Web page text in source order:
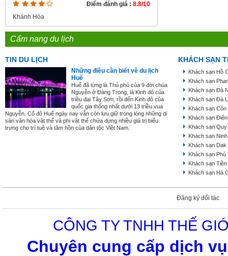
Điểm đánh giá : 8.8/10
Khánh Hòa
Cẩm nang du lịch
TIN DU LỊCH
Những điều cần biết về du lịch
Huế
Huế đã từng là Thủ phủ của 9 đời chúa
Nguyễn ở Đàng Trong, là Kinh đô của
triều đại Tây Sơn, rồi đến Kinh đô của
quốc gia thống nhất dưới 13 triều vua
Nguyễn. Cố đô Huế ngày nay vẫn còn lưu giữ trong lòng những di
sản văn hóa vật thể và phi vật thể chứa đựng nhiều giá trị biểu
trưng cho trí tuệ và tâm hồn của dân tộc Việt Nam.
KHÁCH SẠN
Khách sạn Hồ
Khách sạn
Khách sạn Đà
Khách sạn Đà
Khách sạn
Khách sạn
Khách sạn
Khách sạn
Khách sạn Dak
Khách sạn Phú
Khách sạn
Khách sạn Hà
Đăng ký đối tác
CÔNG TY TNHH THẾ
Chuyên cung cấp dịch